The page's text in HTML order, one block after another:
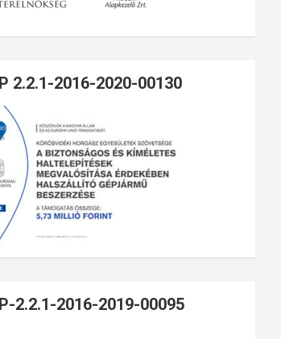
2.2.1-2016-2020-00130
2.2.1-2016-2019-00095